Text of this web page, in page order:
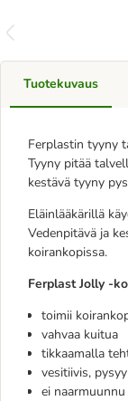
Tuotekuvaus
Ferplastin tyyny
Tyyny pitää
kestävä tyyny
Eläinlääkärillä
Vedenpitävä ja
koirankopissa.
Ferplast Jolly -
toimii
vahvaa kuitua
tikkaamalla
vesitiivis,
ei